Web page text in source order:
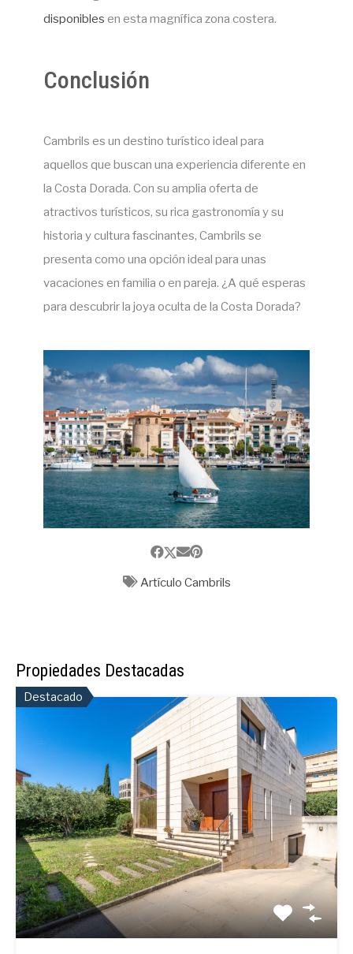
disponibles en esta magnífica zona costera.
Conclusión
Cambrils es un destino turístico ideal para
aquellos que buscan una experiencia diferente en
la Costa Dorada. Con su amplia oferta de
atractivos turísticos, su rica gastronomía y su
historia y cultura fascinantes, Cambrils se
presenta como una opción ideal para unas
vacaciones en familia o en pareja. ¿A qué esperas
para descubrir la joya oculta de la Costa Dorada?
Artículo Cambrils
Propiedades Destacadas
Destacado